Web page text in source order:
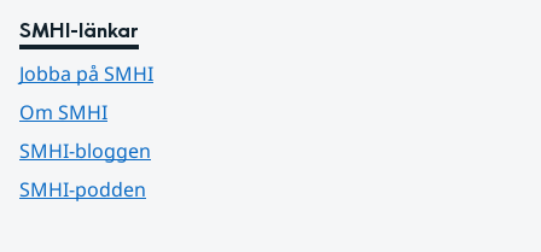
SMHI-länkar
Jobba på SMHI
Om SMHI
SMHI-bloggen
SMHI-podden